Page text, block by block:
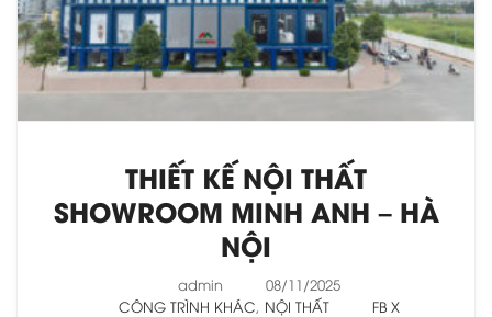
THIẾT KẾ NỘI THẤT
SHOWROOM MINH ANH – HÀ
NỘI
admin
08/11/2025
CÔNG TRÌNH KHÁC, NỘI THẤT FB X